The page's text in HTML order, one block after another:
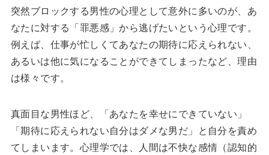
突然ブロックする男性の心理として意外に多いのが、あ
なたに対する「罪悪感」から逃げたいという心理です。
例えば、仕事が忙しくてあなたの期待に応えられない、
あるいは他に気になることができてしまったなど、理由
は様々です。
真面目な男性ほど、「あなたを幸せにできていない」
「期待に応えられない自分はダメな男だ」と自分を責め
てしまいます。心理学では、人間は不快な感情（認知的